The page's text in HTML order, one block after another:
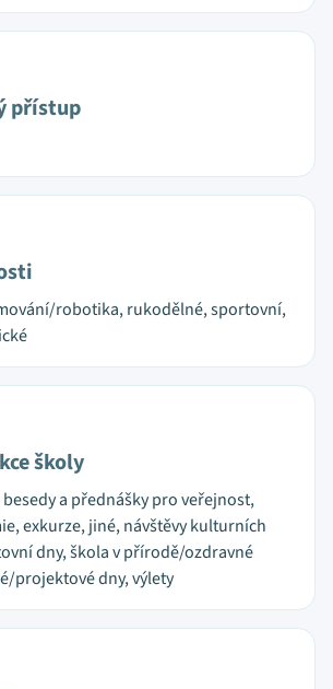
přístup
robotika, rukodělné, sportovní,
školy
a přednášky pro veřejnost,
exkurze, jiné, návštěvy kulturních
dny, škola v přírodě/ozdravné
projektové dny, výlety